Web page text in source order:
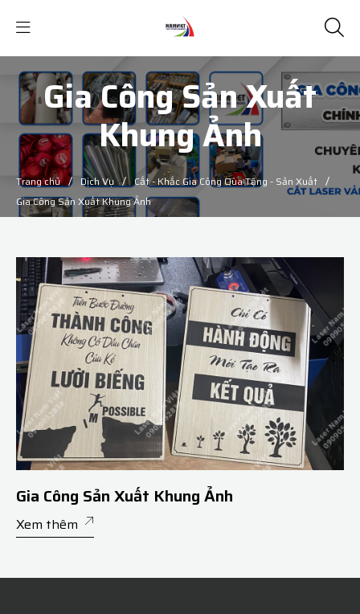
Gia Công Sản Xuất
Khung Ảnh
Trang chủ / Dịch Vụ / Cắt - Khắc Gia Công Qùa Tặng - Sản Xuất /
Gia Công Sản Xuất Khung Ảnh
Gia Công Sản Xuất Khung Ảnh
Xem thêm